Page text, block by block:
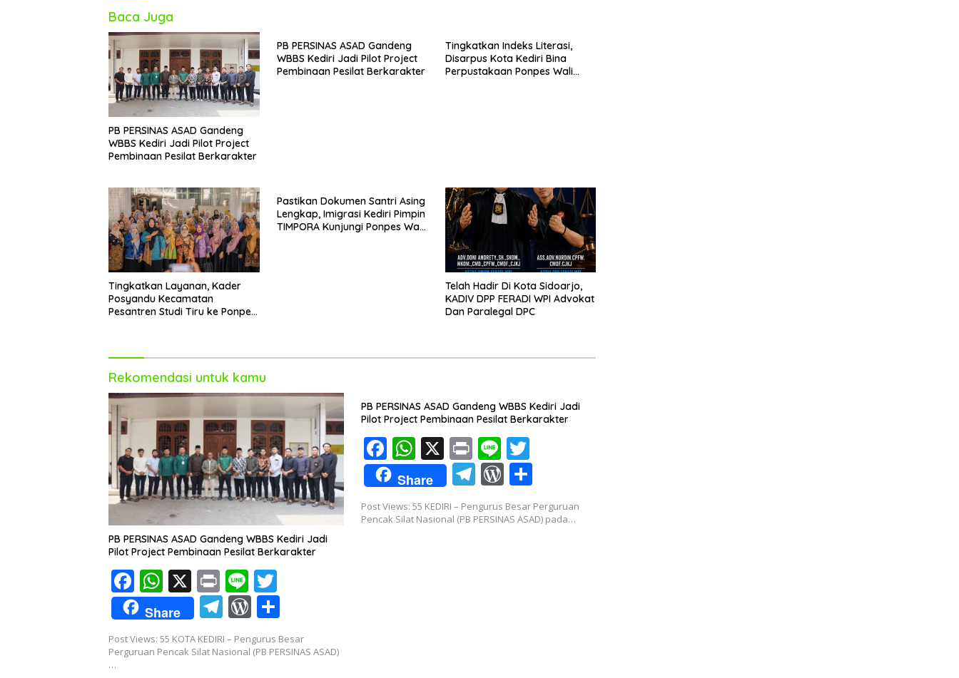
Baca Juga
PB PERSINAS ASAD Gandeng
WBBS Kediri Jadi Pilot Project
Pembinaan Pesilat Berkarakter
PB PERSINAS ASAD Gandeng
WBBS Kediri Jadi Pilot Project
Pembinaan Pesilat Berkarakter
Tingkatkan Indeks Literasi,
Disarpus Kota Kediri Bina
Perpustakaan Ponpes Wali
Tingkatkan Layanan, Kader
Posyandu Kecamatan
Pesantren Studi Tiru ke Ponpes
Pastikan Dokumen Santri Asing
Lengkap, Imigrasi Kediri Pimpin
TIMPORA Kunjungi Ponpes Wali
Telah Hadir Di Kota Sidoarjo,
KADIV DPP FERADI WPI Advokat
Dan Paralegal DPC
Rekomendasi untuk kamu
PB PERSINAS ASAD Gandeng WBBS Kediri Jadi
Pilot Project Pembinaan Pesilat Berkarakter
F
ac
e
b
W
h
at
s
X Pr
in
t
Li
n
e
w
itt
er
Share T
el
e
W
or
d
h
ar
Post Views: 55 KOTA KEDIRI – Pengurus Besar
Perguruan Pencak Silat Nasional (PB PERSINAS ASAD)
…
PB PERSINAS ASAD Gandeng WBBS Kediri Jadi
Pilot Project Pembinaan Pesilat Berkarakter
F
ac
e
b
W
h
at
s
X Pr
in
t
Li
n
e
T
w
itt
er
Share T
el
e
W
or
d
S
h
ar
Post Views: 55 KEDIRI – Pengurus Besar Perguruan
Pencak Silat Nasional (PB PERSINAS ASAD) pada…